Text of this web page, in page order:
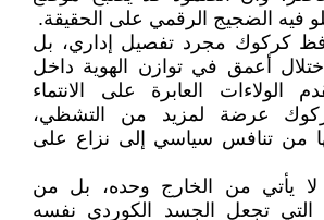
فيه الضجيج الرقمي على الحقيقة.
كركوك مجرد تفصيل إداري، بل
أعمق في توازن الهوية داخل
الولاءات العابرة على الانتماء
عرضة لمزيد من التشظي،
من تنافس سياسي إلى نزاع على
لا يأتي من الخارج وحده، بل من
التي تجعل الجسد الكوردي نفسه